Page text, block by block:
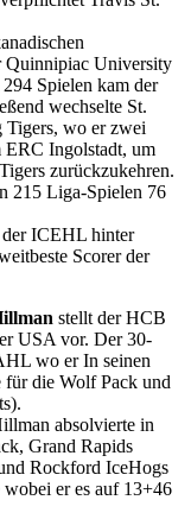
Quinnipiac University
Spielen kam der
wechselte St.
Tigers, wo er zwei
ERC Ingolstadt, um
zurückzukehren.
215 Liga-Spielen 76
der ICEHL hinter
Scorer der
stellt der HCB
USA vor. Der 30-
wo er In seinen
die Wolf Pack und
absolvierte in
Grand Rapids
Rockford IceHogs
er es auf 13+46